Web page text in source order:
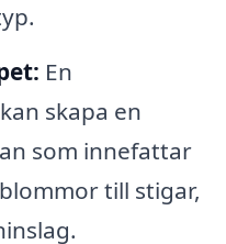
En
skapa en
som innefattar
till stigar,